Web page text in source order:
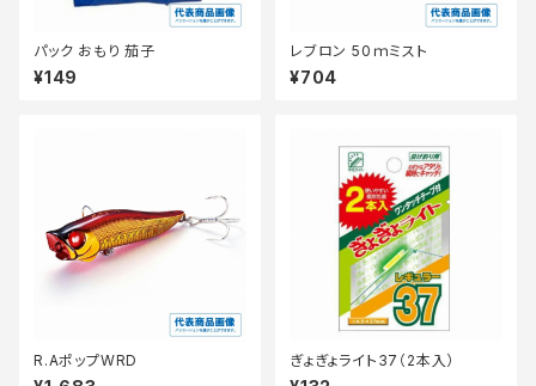
パック おもり 茄子
¥149
レブロン 50ｍミスト
¥704
R.AポップWRD ぎょぎょライト37（2本入）